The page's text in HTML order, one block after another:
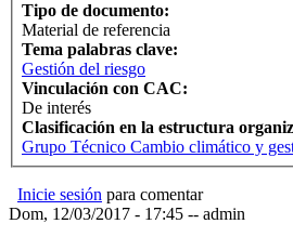
Tipo de documento:
Material de referencia
Tema palabras clave:
Gestión del riesgo
Vinculación con CAC:
De interés
Clasificación en la estructura
Grupo Técnico Cambio climático y
Inicie sesión para comentar
Dom, 12/03/2017 - 17:45 -- admin